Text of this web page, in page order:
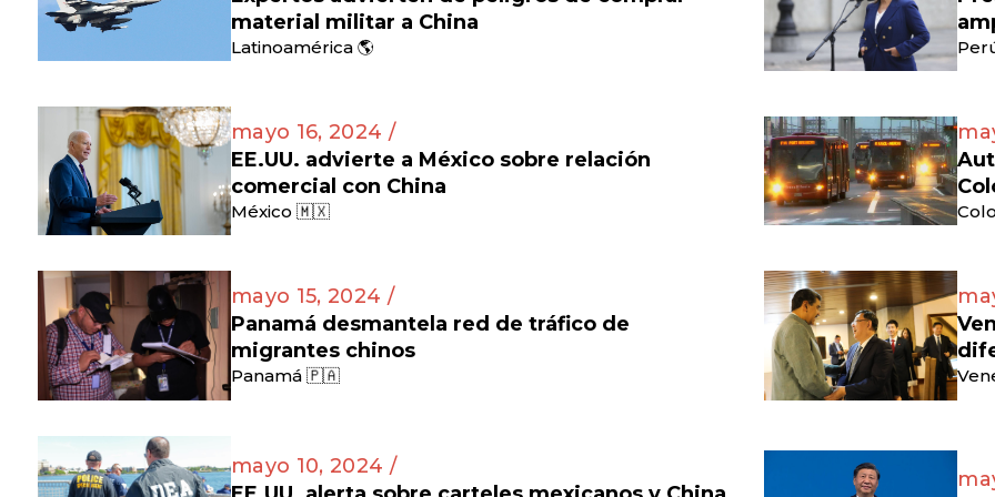
material militar a China
Latinoamérica 🌎
mayo 16, 2024 /
EE.UU. advierte a México sobre relación
comercial con China
México 🇲🇽
mayo 15, 2024 /
Panamá desmantela red de tráfico de
migrantes chinos
Panamá 🇵🇦
mayo 10, 2024 /